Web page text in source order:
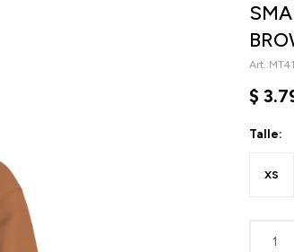
$
Talle:
XS
1